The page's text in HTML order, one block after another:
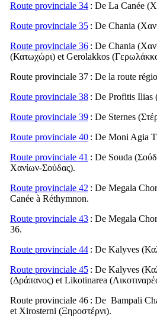
Route provinciale 34 : De La Canée (
Route provinciale 35 : De Chania (
Route provinciale 36 : De Chania (
(Κατωχώρι) et Gerolakkos (
Route provinciale 37 : De la route
Route provinciale 38 : De Profitis Ilias
Route provinciale 39 : De Sternes (
Route provinciale 40 : De Moni Agia
Route provinciale 41 : De Souda (
Χανίων-Σούδας).
Route provinciale 42 : De Megala
Canée à Réthymnon.
Route provinciale 43 : De Megala
36.
Route provinciale 44 : De Kalyves (
Route provinciale 45 : De Kalyves (
(Δράπανος) et Likotinarea (
Route provinciale 46 : De ​​ Bampali
et Xirosterni (Ξηροστέρνι).